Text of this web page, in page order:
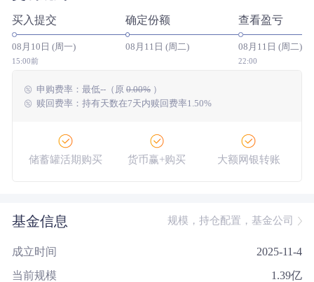
近五年 -- 0.00% --/--
今年以来 3914/4991
成立以来 -7.82%
买入提交
08月10日 (周一)
15:00前
确定份额
08月11日 (周二)
查看盈亏
08月11日 (周二)
22:00
申购费率： 最低--（原 0.00%）
赎回费率：持有天数在7天内赎回费率1.50%
储蓄罐活期购买 货币赢+购买 大额网银转账
基金信息 规模，持仓配置，基金公司
成立时间 2025-11-4
当前规模 1.39亿